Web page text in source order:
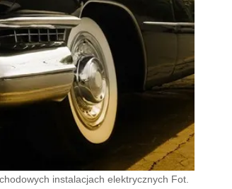
instalacjach elektrycznych Fot.